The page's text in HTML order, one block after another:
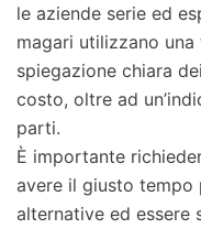
le aziende serie ed
magari utilizzano
spiegazione chiara
costo, oltre ad
parti.
È importante
avere il giusto tempo
alternative ed essere